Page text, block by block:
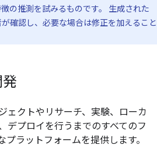
の推測を試みるものです。 生成された
確認し、必要な場合は修正を加えること
ェクトやリサーチ、実験、ローカ
デプロイを行うまでのすべてのフ
プラットフォームを提供します。